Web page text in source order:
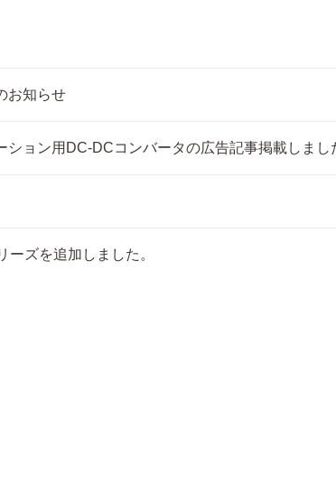
お知らせ
ション用DC-DCコンバータの広告記事掲載しまし
ズを追加しました。